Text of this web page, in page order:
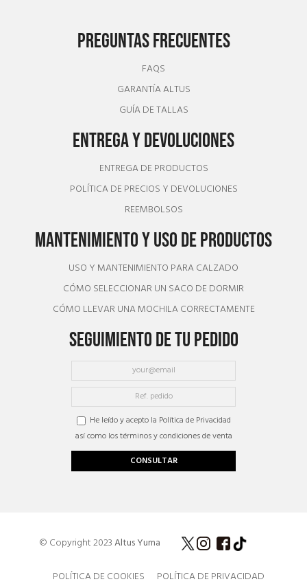
PREGUNTAS FRECUENTES
FAQS
GARANTÍA ALTUS
GUÍA DE TALLAS
ENTREGA Y DEVOLUCIONES
ENTREGA DE PRODUCTOS
POLÍTICA DE PRECIOS Y DEVOLUCIONES
REEMBOLSOS
MANTENIMIENTO Y USO DE PRODUCTOS
USO Y MANTENIMIENTO PARA CALZADO
CÓMO SELECCIONAR UN SACO DE DORMIR
CÓMO LLEVAR UNA MOCHILA CORRECTAMENTE
SEGUIMIENTO DE TU PEDIDO
He leído y acepto la Política de Privacidad
así como los términos y condiciones de venta
CONSULTAR
© Copyright 2023Altus Yuma
POLÍTICA DE COOKIES POLÍTICA DE PRIVACIDAD